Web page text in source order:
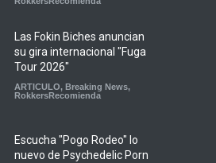
Las Fokin Biches anuncian
su gira internacional "Fuga
Tour 2026"
ARTICULO, Breaking News,
RokkersRecomienda
Escucha "Pogo Rodeo" lo
nuevo de Psychedelic Porn